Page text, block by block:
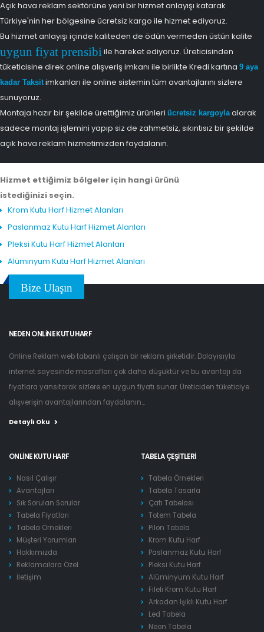
Açık hava reklam sektörüne yeni bir hizmet anlayışı katarak
Türkiye'nin her bölgesine ücretsiz kargo ile hizmet ediyoruz.
Bu hizmet anlayışı içinde kaliteden de ödün vermeden üstün kalite
uygun fiyat prensibi ile hareket ediyoruz. Üreticisinden
tüketicisine direk online alışveriş imkanı ile birlikte Kredi kartına 9 aya
kadar Taksitimkanları ile online sistemin tüm avantajlarını sizlere
sunuyoruz.
Montaja hazır bir şekilde ürettiğimiz ürünleri ücretsiz kargoylaalarak
sadece montaj işlemini yapıp siz de zahmetsiz, sıkıntısız bir şekilde
açık hava reklam hizmetimizden faydalanın.
Hizmet ettiğimiz bölgeler için hangi ürünü
istediğinizi seçin.
Krom Kutu Harf Hizmet Alanları
Paslanmaz Kutu Harf Hizmet Alanları
Pleksi Kutu Harf Hizmet Alanları
Alüminyum Kutu Harf Hizmet Alanları
Bize Ulaşın
NEDEN ONLINE KUTU HARF
Online Reklam web tabanlı çalışan bir reklam şirketidir. Dolayısıyla
internet sayesinde masrafları çok daha düşüktür ve bu avantajı da
fiyatlara yansıtarak sizlere en uygun fiyatı sunar. Üreticiden tüketiciye
alışverişin avantajlarından faydalanın...
Detaylı Oku
ONLINE KUTU HARF
Nasıl Çalışır
Avantajları
Sık Sorulan Sorular
Tabela Fiyatları
Tabela Örnekleri
Müşteri Yorumları
Hakkımızda
Reklamcılara Özel
İletişim
TABELA ÇEŞITLERI
Tabela Örnekleri
Tabela Tasarla
Çatı Tabelası
Totem Tabela
Pilon Tabela
Krom Kutu Harf
Paslanmaz Kutu Harf
Pleksi Kutu Harf
Alüminyum Kutu Harf
Fileli Krom Kutu Harf
Arkadan Işıklı Kutu Harf
Led Tabela
Neon Tabela